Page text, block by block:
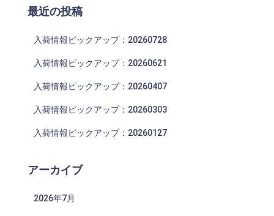
最近の投稿
入荷情報ピックアップ：20260728
入荷情報ピックアップ：20260621
入荷情報ピックアップ：20260407
入荷情報ピックアップ：20260303
入荷情報ピックアップ：20260127
アーカイブ
2026年7月